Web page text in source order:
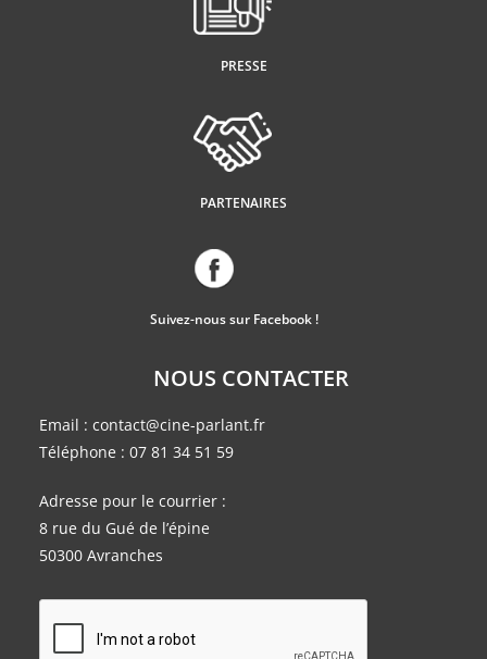
PRESSE
PARTENAIRES
Suivez-nous sur Facebook !
NOUS CONTACTER
Email : contact@cine-parlant.fr
Téléphone : 07 81 34 51 59
Adresse pour le courrier :
8 rue du Gué de l’épine
50300 Avranches